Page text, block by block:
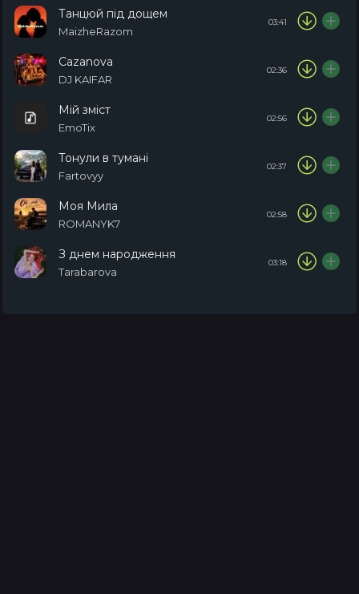
Танцюй під дощем
MaizheRazom
03:41
Cazanova
DJ KAIFAR
02:36
Мій зміст
EmoTix
02:56
Тонули в тумані
Fartovyy
02:37
Моя Мила
ROMANYK7
02:58
З днем народження
Tarabarova
03:18